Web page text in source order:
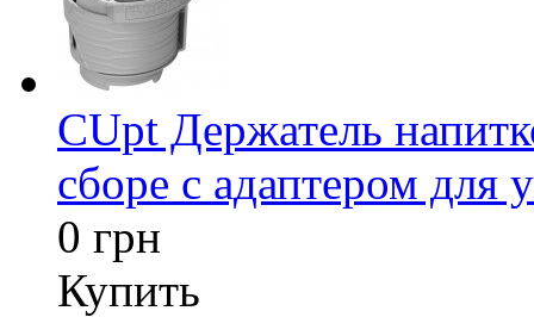
CUpt Держатель
сборе с адаптером для
0 грн
Купить